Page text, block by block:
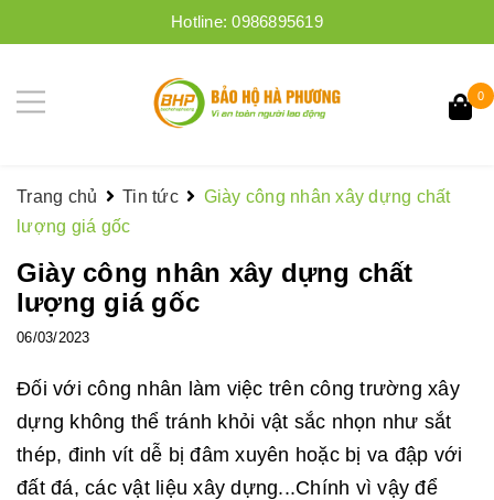
Hotline:0986895619
0
Trang chủ Tin tức
Giày công nhân xây dựng chất
lượng giá gốc
Giày công nhân xây dựng chất
lượng giá gốc
06/03/2023
Đối với công nhân làm việc trên công trường xây
dựng không thể tránh khỏi vật sắc nhọn như sắt
thép, đinh vít dễ bị đâm xuyên hoặc bị va đập với
đất đá, các vật liệu xây dựng...Chính vì vậy để